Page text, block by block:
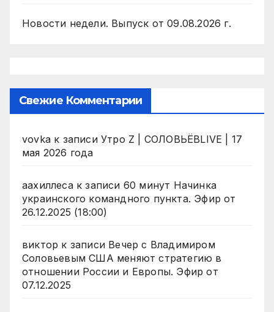
Новости недели. Выпуск от 09.08.2026 г.
Свежие Комментарии
vovka к записи Утро Z | СОЛОВЬЁВLIVE | 17
мая 2026 года
аахиллесак записи 60 минут Начинка
украинского командного пункта. Эфир от
26.12.2025 (18:00)
виктор к записи Вечер с Владимиром
Соловьевым США меняют стратегию в
отношении России и Европы. Эфир от
07.12.2025